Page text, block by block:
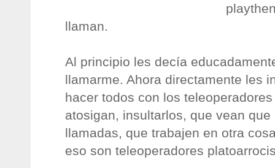
llaman.
Al principio les decía
llamarme. Ahora directamente les
hacer todos con los
atosigan, insultarlos, que vean
llamadas, que trabajen en otra
eso son teleoperadores